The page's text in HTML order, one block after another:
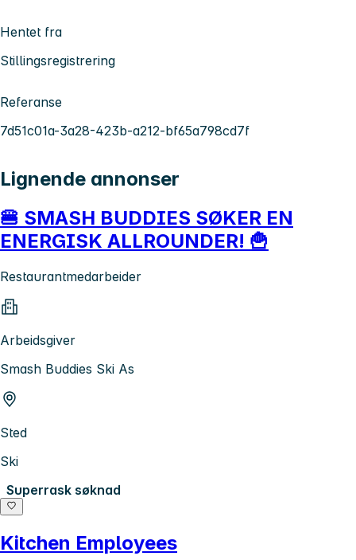
Hentet fra
Stillingsregistrering
Referanse
7d51c01a-3a28-423b-a212-bf65a798cd7f
Lignende annonser
🍔 SMASH BUDDIES SØKER EN
ENERGISK ALLROUNDER! 🍟
Restaurantmedarbeider
Arbeidsgiver
Smash Buddies Ski As
Sted
Ski
Superrask søknad
Kitchen Employees